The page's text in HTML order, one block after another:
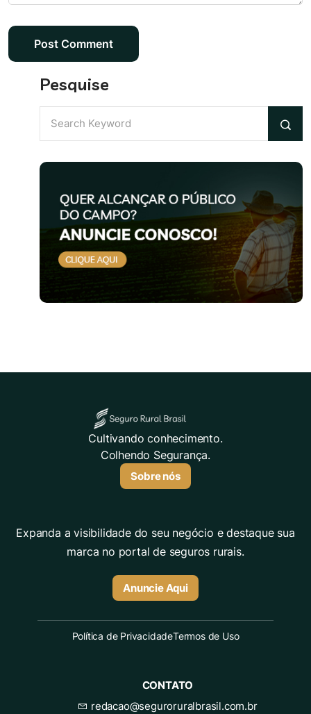
Pesquise
Cultivando conhecimento.
Colhendo Segurança.
Sobre nós
Expanda a visibilidade do seu negócio e destaque sua
marca no portal de seguros rurais.
Anuncie Aqui
Política de PrivacidadeTermos de Uso
CONTATO
redacao@seguroruralbrasil.com.br